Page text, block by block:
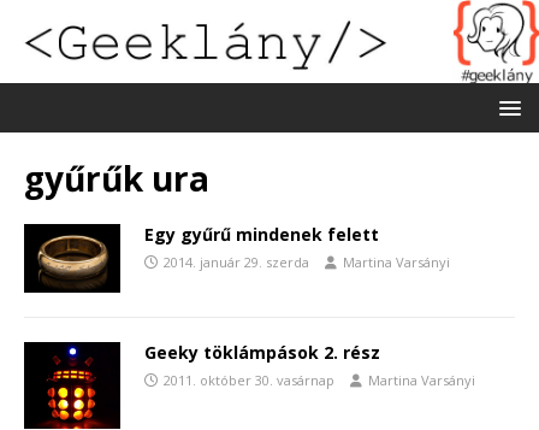
gyűrűk ura
Egy gyűrű mindenek felett
2014. január 29. szerda Martina Varsányi
Geeky töklámpások 2. rész
2011. október 30. vasárnap Martina Varsányi